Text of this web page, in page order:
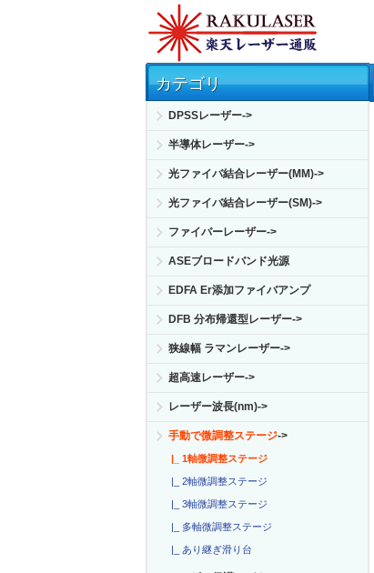
カテゴリ
DPSSレーザー->
半導体レーザー->
光ファイバ結合レーザー(MM)->
光ファイバ結合レーザー(SM)->
ファイバーレーザー->
ASEブロードバンド光源
EDFA Er添加ファイバアンプ
DFB 分布帰還型レーザー->
狭線幅 ラマンレーザー->
超高速レーザー->
レーザー波長(nm)->
手動で微調整ステージ->
|_ 1軸微調整ステージ
|_ 2軸微調整ステージ
|_ 3軸微調整ステージ
|_ 多軸微調整ステージ
|_ あり継ぎ滑り台